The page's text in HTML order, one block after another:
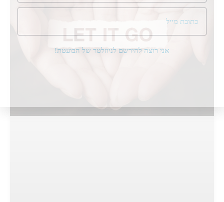
אני רוצה להירשם לניוזלטר של הבועטת!